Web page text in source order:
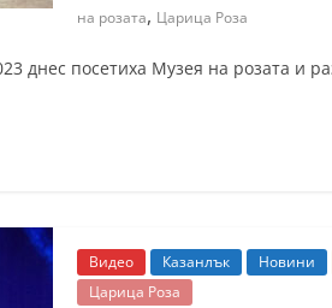
на розата, Царица Роза
днес посетиха Музея на розата и
Видео Казанлък Новини
Царица Роза